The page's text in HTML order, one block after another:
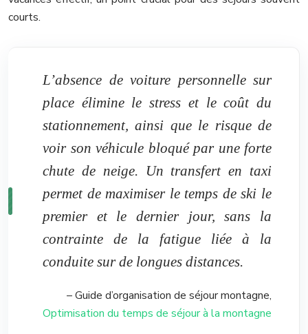
courts.
L’absence de voiture personnelle sur
place élimine le stress et le coût du
stationnement, ainsi que le risque de
voir son véhicule bloqué par une forte
chute de neige. Un transfert en taxi
permet de maximiser le temps de ski le
premier et le dernier jour, sans la
contrainte de la fatigue liée à la
conduite sur de longues distances.
– Guide d’organisation de séjour montagne,
Optimisation du temps de séjour à la montagne